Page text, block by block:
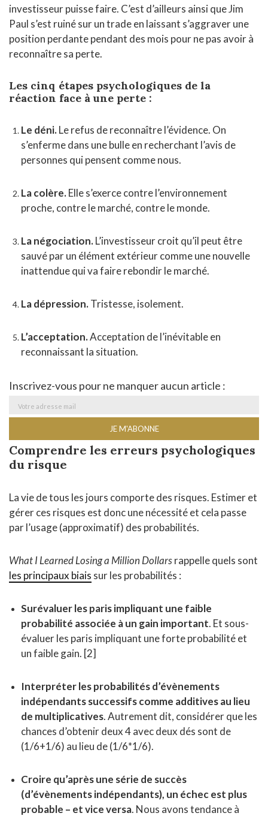
investisseur puisse faire. C’est d’ailleurs ainsi que Jim
Paul s’est ruiné sur un trade en laissant s’aggraver une
position perdante pendant des mois pour ne pas avoir à
reconnaître sa perte.
Les cinq étapes psychologiques de la
réaction face à une perte :
Le déni.Le refus de reconnaître l’évidence. On
s’enferme dans une bulle en recherchant l’avis de
personnes qui pensent comme nous.
La colère.Elle s’exerce contre l’environnement
proche, contre le marché, contre le monde.
La négociation.L’investisseur croit qu’il peut être
sauvé par un élément extérieur comme une nouvelle
inattendue qui va faire rebondir le marché.
La dépression.Tristesse, isolement.
L’acceptation.Acceptation de l’inévitable en
reconnaissant la situation.
Inscrivez-vous pour ne manquer aucun article :
Comprendre les erreurs psychologiques
du risque
La vie de tous les jours comporte des risques. Estimer et
gérer ces risques est donc une nécessité et cela passe
par l’usage (approximatif) des probabilités.
What I Learned Losing a Million Dollarsrappelle quels sont
les principaux biais sur les probabilités :
Surévaluer les paris impliquant une faible
probabilité associée à un gain important. Et sous-
évaluer les paris impliquant une forte probabilité et
un faible gain. [2]
Interpréter les probabilités d’évènements
indépendants successifs comme additives au lieu
de multiplicatives. Autrement dit, considérer que les
chances d’obtenir deux 4 avec deux dés sont de
(1/6+1/6) au lieu de (1/6*1/6).
Croire qu’après une série de succès
(d’évènements indépendants), un échec est plus
probable – et vice versa. Nous avons tendance à